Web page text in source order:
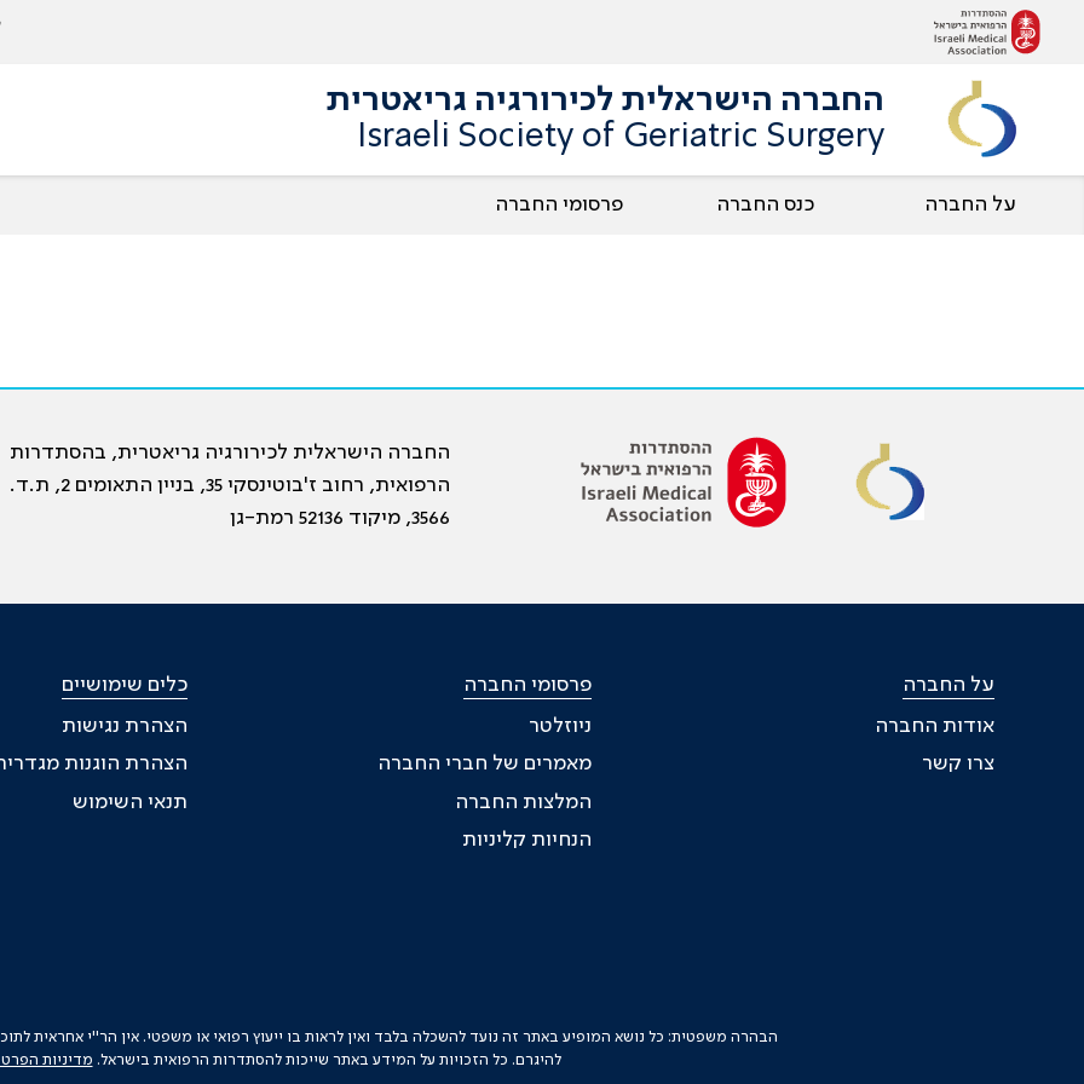
החברה הישראלית לכירורגיה גריאטרית
Israeli Society of Geriatric Surgery
על החברה כנס החברה פרסומי החברה
החברה הישראלית לכירורגיה גריאטרית, בהסתדרות
הרפואית, רחוב ז'בוטינסקי 35, בניין התאומים 2, ת.ד.
3566, מיקוד 52136 רמת-גן
על החברה
אודות החברה
צרו קשר
פרסומי החברה
ניוזלטר
מאמרים של חברי החברה
המלצות החברה
הנחיות קליניות
כלים שימושיים
הצהרת נגישות
הצהרת הוגנות
תנאי השימוש
הבהרה משפטית: כל נושא המופיע באתר זה נועד להשכלה בלבד ואין לראות בו ייעוץ רפואי או משפטי. אין הר"י אחראית
להיגרם. כל הזכויות על המידע באתר שייכות להסתדרות הרפואית בישראל. מדיניות